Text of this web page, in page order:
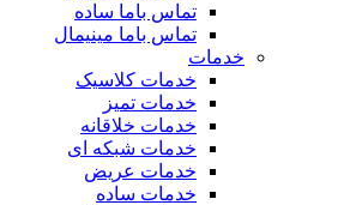
تماس باما ساده
تماس باما مینیمال
خدمات
خدمات کلاسیک
خدمات تمیز
خدمات خلاقانه
خدمات شبکه ای
خدمات عریض
خدمات ساده